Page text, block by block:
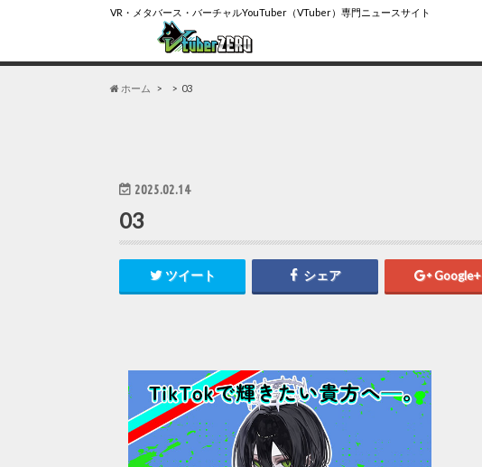
VR・メタバース・バーチャルYouTuber（VTuber）専門ニュースサイト
ホーム 03
2025.02.14
03
ツイート シェア Google+